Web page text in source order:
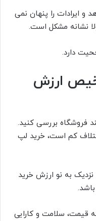
ایرادات را پنهان نمی
نشانه مشکل است.
دارد.
ارزش
فروشگاه بررسی کنید.
کم است، خرید لپ
به نو ارزش خرید
سلامت و کارایی